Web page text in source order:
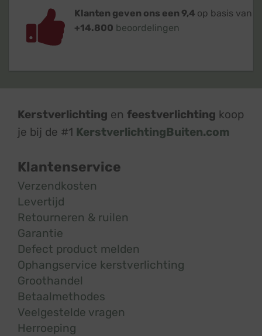
Klanten geven ons een 9,4 op basis van
+14.800 beoordelingen
Kerstverlichting en feestverlichting koop
je bij de #1 KerstverlichtingBuiten.com
Klantenservice
Verzendkosten
Levertijd
Retourneren & ruilen
Garantie
Defect product melden
Ophangservice kerstverlichting
Groothandel
Betaalmethodes
Veelgestelde vragen
Herroeping